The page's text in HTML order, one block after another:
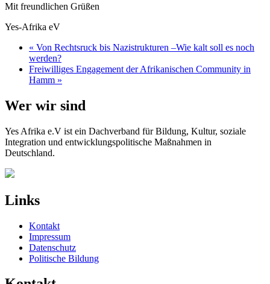
Mit freundlichen Grüßen
Yes-Afrika eV
« Von Rechtsruck bis Nazistrukturen –Wie kalt soll es noch
werden?
Freiwilliges Engagement der Afrikanischen Community in
Hamm »
Wer wir sind
Yes Afrika e.V ist ein Dachverband für Bildung, Kultur, soziale
Integration und entwicklungspolitische Maßnahmen in
Deutschland.
Links
Kontakt
Impressum
Datenschutz
Politische Bildung